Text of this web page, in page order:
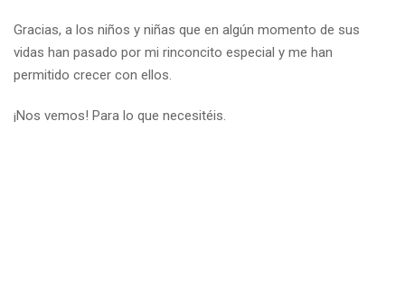
Gracias, a los niños y niñas que en algún momento de sus
vidas han pasado por mi rinconcito especial y me han
permitido crecer con ellos.
¡Nos vemos! Para lo que necesitéis.